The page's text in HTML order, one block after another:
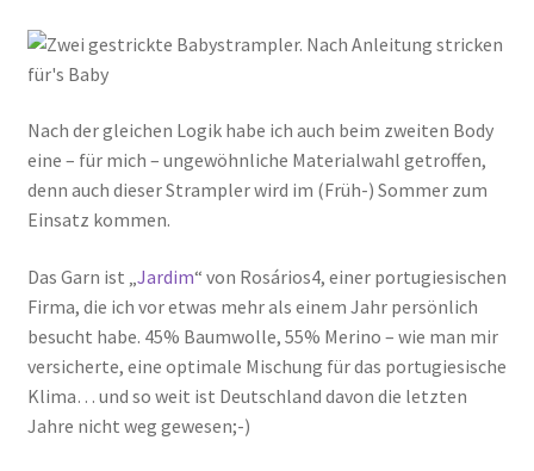
Nach der gleichen Logik habe ich auch beim zweiten Body
eine – für mich – ungewöhnliche Materialwahl getroffen,
denn auch dieser Strampler wird im (Früh-) Sommer zum
Einsatz kommen.
Das Garn ist „ Jardim“ von Rosários4, einer portugiesischen
Firma, die ich vor etwas mehr als einem Jahr persönlich
besucht habe. 45% Baumwolle, 55% Merino – wie man mir
versicherte, eine optimale Mischung für das portugiesische
Klima… und so weit ist Deutschland davon die letzten
Jahre nicht weg gewesen;-)